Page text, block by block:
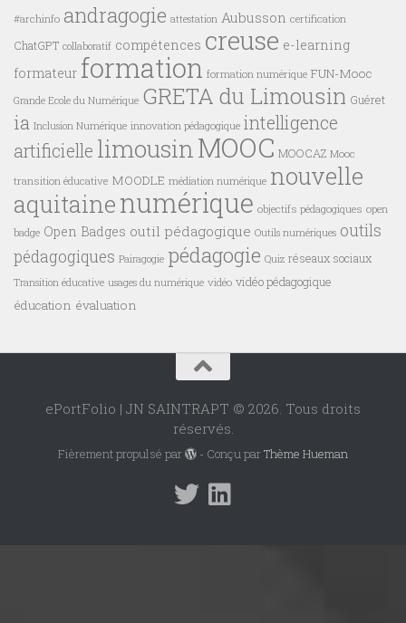
#archinfo andragogie attestation Aubusson certification
ChatGPT collaboratif compétences creuse e-learning
formateur formation formation numérique FUN-Mooc
Grande Ecole du Numérique GRETA du Limousin Guéret
ia Inclusion Numérique innovation pédagogique intelligence
artificielle limousin MOOC MOOCAZ Mooc
transition éducative MOODLE médiation numérique nouvelle
aquitainenumérique objectifs pédagogiques open
badge Open Badges outil pédagogique Outils numériques outils
pédagogiques Pairagogie pédagogie Quiz réseaux sociaux
Transition éducative usages du numérique vidéo vidéo pédagogique
éducation évaluation
ePortFolio | JN SAINTRAPT © 2026. Tous droits
réservés.
Fièrement propulsé par - Conçu parThème Hueman